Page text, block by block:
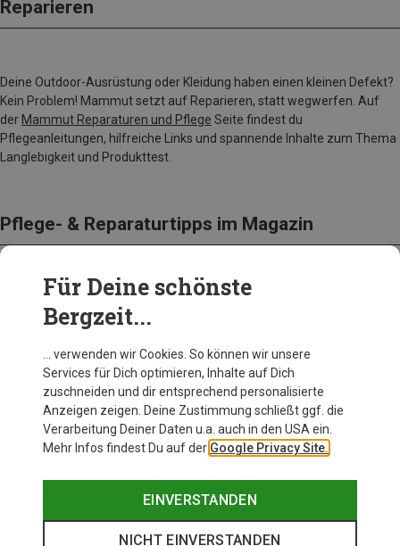
Reparieren
Deine Outdoor-Ausrüstung oder Kleidung haben einen kleinen Defekt?
Kein Problem! Mammut setzt auf Reparieren, statt wegwerfen. Auf
der Mammut Reparaturen und Pflege Seite findest du
Pflegeanleitungen, hilfreiche Links und spannende Inhalte zum Thema
Langlebigkeit und Produkttest.
Pflege- & Reparaturtipps im Magazin
Rucksack reparieren: Reißverschluss, Löcher, Träger
Für Deine schönste
Bergzeit...
… verwenden wir Cookies. So können wir unsere
Services für Dich optimieren, Inhalte auf Dich
zuschneiden und dir entsprechend personalisierte
Anzeigen zeigen. Deine Zustimmung schließt ggf. die
Verarbeitung Deiner Daten u.a. auch in den USA ein.
Mehr Infos findest Du auf der Google Privacy Site.
EINVERSTANDEN
NICHT EINVERSTANDEN